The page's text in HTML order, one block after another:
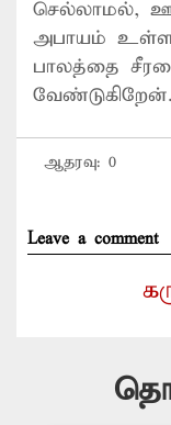
செல்லாமல்,
அபாயம்
பாலத்தை
வேண்டுகிறேன்.
ஆதரவு: 0
Leave a comment